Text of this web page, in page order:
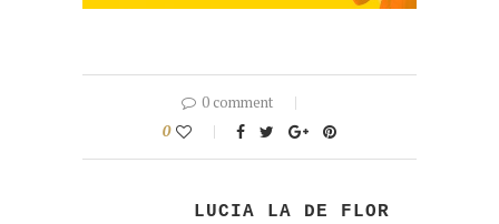
0 comment
0
LUCIA LA DE FLOR